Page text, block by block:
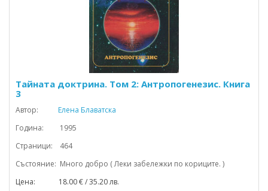
Тайната доктрина. Том 2: Антропогенезис. Книга
3
Автор:
Елена Блаватска
Година: 1995
Страници: 464
Състояние: Много добро ( Леки забележки по кориците. )
Цена: 18.00 € / 35.20 лв.